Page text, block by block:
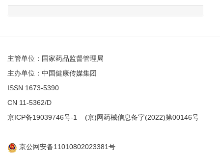
主管单位：国家药品监督管理局
主办单位：中国健康传媒集团
ISSN 1673-5390
CN 11-5362/D
京ICP备19039746号-1 (京)网药械信息备字(2022)第00146号
京公网安备11010802023381号